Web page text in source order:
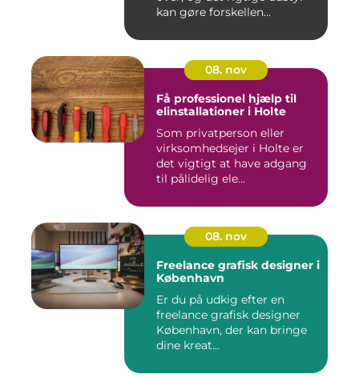
kan gøre forskellen...
08. nov
Få professionel hjælp til
elinstallationer i Holte
Som privatperson eller
virksomhedsejer i Holte er
det vigtigt at have adgang
til pålidelig ele...
08. nov
Freelance grafisk designer i
København
Er du på udkig efter en
freelance grafisk designer
København, der kan bringe
dine kreat...